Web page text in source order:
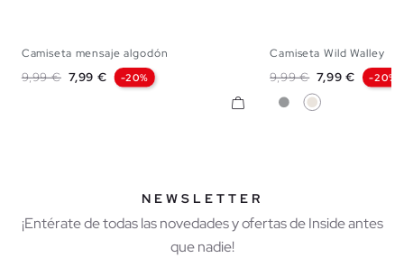
Camiseta mensaje algodón
Precio base
9,99 € Precio
7,99 € -20%
Camiseta Wild Walley
Precio base
9,99 € Precio
7,99 € -20%
GrisCrudo
NEWSLETTER
¡Entérate de todas las novedades y ofertas de Inside antes
que nadie!